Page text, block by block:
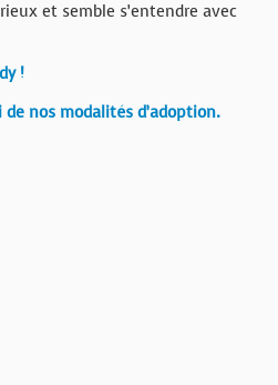
et semble s’entendre avec
!
nos modalités d’adoption.